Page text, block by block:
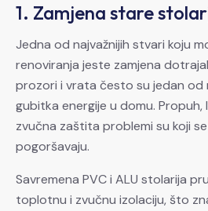
1. Zamjena stare
Jedna od najvažnijih stvari koju
renoviranja jeste zamjena
prozori i vrata često su jedan od
gubitka energije u domu. Propuh,
zvučna zaštita problemi su koji
pogoršavaju.
Savremena PVC i ALU stolarija
toplotnu i zvučnu izolaciju, što